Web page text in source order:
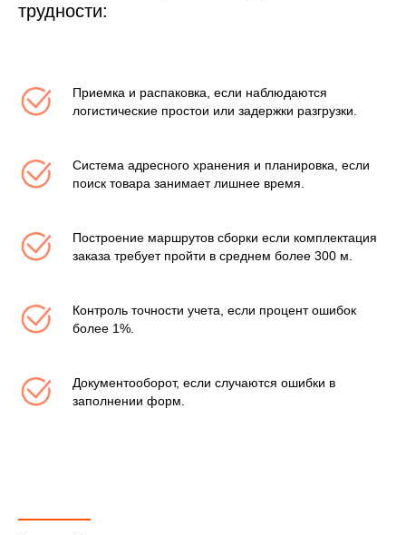
трудности:
Приемка и распаковка, если наблюдаются
логистические простои или задержки разгрузки.
Система адресного хранения и планировка, если
поиск товара занимает лишнее время.
Построение маршрутов сборки если комплектация
заказа требует пройти в среднем более 300 м.
Контроль точности учета, если процент ошибок
более 1%.
Документооборот, если случаются ошибки в
заполнении форм.